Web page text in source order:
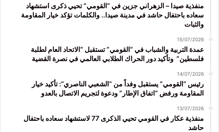
منفذية صيدا – الزهراني جزين في “القومي” تحيي ذكرى استشهاد
سعاده باحتفال حاشد في مدينة صيدا.. والكلمات تؤكد خيار المقاومة
والثبات
15/07/2026
عمدة التربية والشباب في “القومي” تستقبل “الاتحاد العام لطلبة
فلسطين” وتأكيد دور الحراك الطلابي العالمي في نصرة القضية
14/07/2026
رئيس “القومي” يستقبل وفداً من “الشعبي الناصري”: تأكيد خيار
المقاومة ورفض “اتفاق الإطار” ودعوة لتجريم الاتصال بالعدو
13/07/2026
منفذية عكار في القومي تحيي الذكرى 77 لاستشهاد سعاده باحتفال
حاشد